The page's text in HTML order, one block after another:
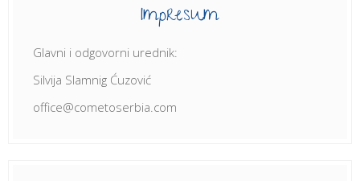
Impresum
Glavni i odgovorni urednik:
Silvija Slamnig Ćuzović
office@cometoserbia.com